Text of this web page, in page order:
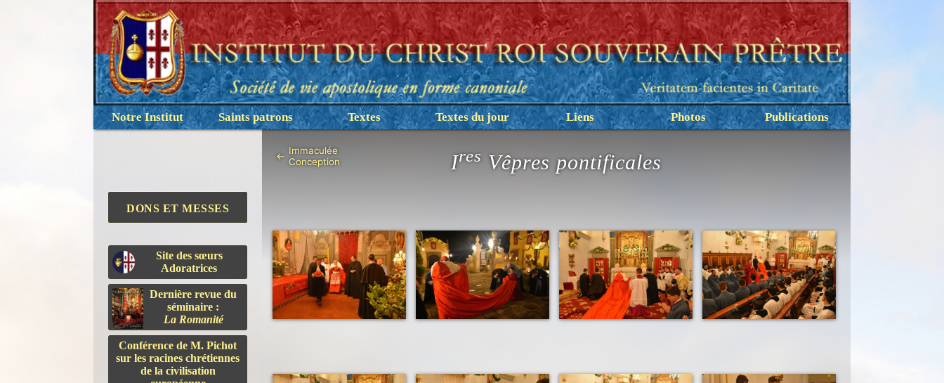
Notre Institut Saints patrons Textes Textes du jour Liens Photos Publications
DONS ET MESSES
Site des sœurs
Adoratrices
Dernière revue du
séminaire :
La Romanité
Conférence de M. Pichot
sur les racines chrétiennes
de la civilisation
← Immaculée
Conception
Ires Vêpres pontificales